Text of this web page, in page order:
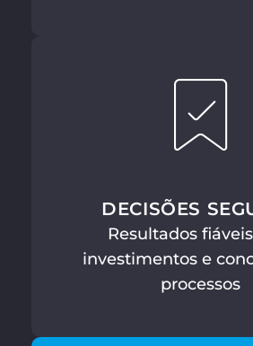
DECISÕES
Resultados
investimentos e
processos